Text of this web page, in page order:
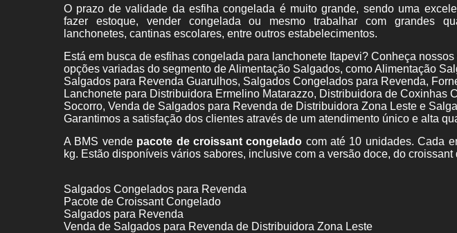
O prazo de validade da esfiha congelada é muito grande, sendo uma
fazer estoque, vender congelada ou mesmo trabalhar com grandes
lanchonetes, cantinas escolares, entre outros estabelecimentos.
Está em busca de esfihas congelada para lanchonete Itapevi? Conheça
opções variadas do segmento de Alimentação Salgados, como Alimentação
Salgados para Revenda Guarulhos, Salgados Congelados para Revenda,
Lanchonete para Distribuidora Ermelino Matarazzo, Distribuidora de Coxinhas
Socorro, Venda de Salgados para Revenda de Distribuidora Zona Leste e
Garantimos a satisfação dos clientes através de um atendimento único e alta
A BMS vende pacote de croissant congelado com até 10 unidades. Cada
kg. Estão disponíveis vários sabores, inclusive com a versão doce, do croissant
Salgados Congelados para Revenda
Pacote de Croissant Congelado
Salgados para Revenda
Venda de Salgados para Revenda de Distribuidora Zona Leste